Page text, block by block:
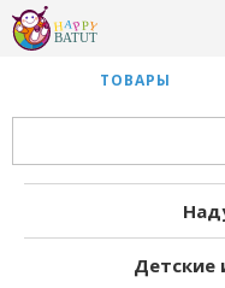
ТОВАРЫ
Детские